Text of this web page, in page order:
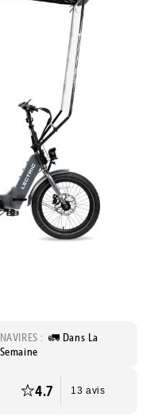
NAVIRES : 🚛 Dans La
Semaine
4.7 13 avis